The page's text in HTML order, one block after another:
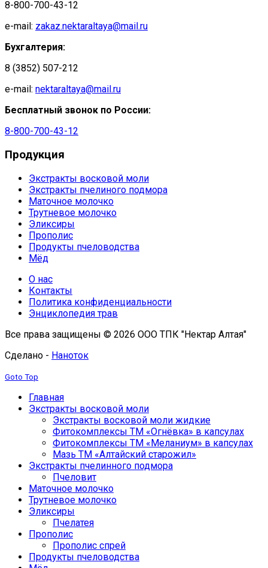
8-800-700-43-12
e-mail: zakaz.nektaraltaya@mail.ru
Бухгалтерия:
8 (3852) 507-212
e-mail: nektaraltaya@mail.ru
Бесплатный звонок по России:
8-800-700-43-12
Продукция
Экстракты восковой моли
Экстракты пчелиного подмора
Маточное молочко
Трутневое молочко
Эликсиры
Прополис
Продукты пчеловодства
Мёд
О нас
Контакты
Политика конфиденциальности
Энциклопедия трав
Все права защищены © 2026 ООО ТПК "Нектар Алтая"
Сделано - Наноток
Goto Top
Главная
Экстракты восковой моли
Экстракты восковой моли жидкие
Фитокомплексы ТМ «Огнёвка» в капсулах
Фитокомплексы ТМ «Меланиум» в капсулах
Мазь ТМ «Алтайский старожил»
Экстракты пчелинного подмора
Пчеловит
Маточное молочко
Трутневое молочко
Эликсиры
Пчелатея
Прополис
Прополис спрей
Продукты пчеловодства